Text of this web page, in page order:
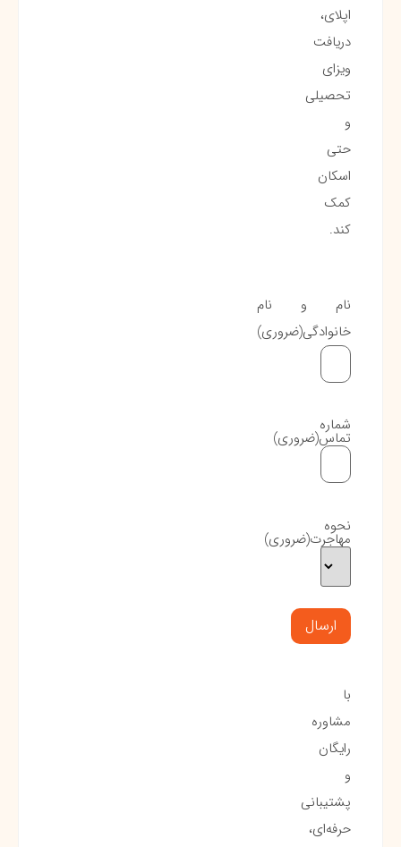
اپلای،
دریافت
ویزای
تحصیلی
و
حتی
اسکان
کمک
کند.
نام و نام
خانوادگی(ضروری)
شماره
تماس(ضروری)
نحوه
مهاجرت(ضروری)
با
مشاوره
رایگان
و
پشتیبانی
حرفه‌ای،